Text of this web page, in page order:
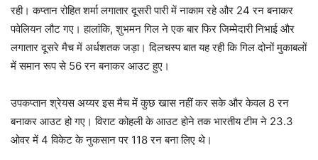
रही। कप्तान रोहित शर्मा लगातार दूसरी पारी में नाकाम रहे और 24 रन बनाकर
पवेलियन लौट गए। हालांकि, शुभमन गिल ने एक बार फिर जिम्मेदारी निभाई और
लगातार दूसरे मैच में अर्धशतक जड़ा। दिलचस्प बात यह रही कि गिल दोनों मुकाबलों
में समान रूप से 56 रन बनाकर आउट हुए।
उपकप्तान श्रेयस अय्यर इस मैच में कुछ खास नहीं कर सके और केवल 8 रन
बनाकर आउट हो गए। विराट कोहली के आउट होने तक भारतीय टीम ने 23.3
ओवर में 4 विकेट के नुकसान पर 118 रन बना लिए थे।